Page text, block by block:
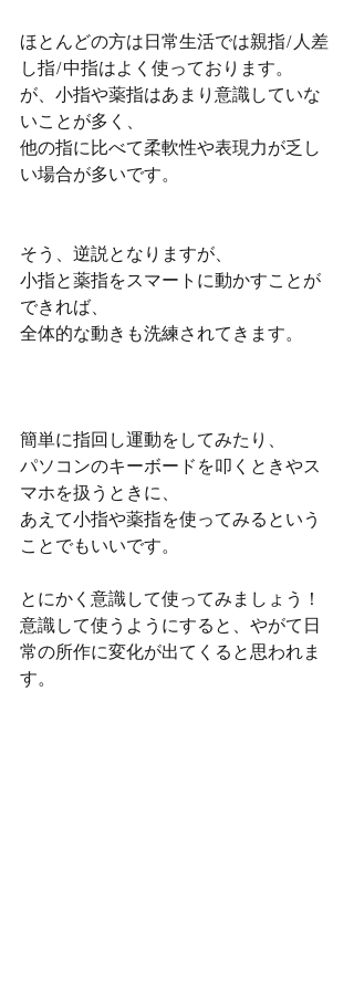
ほとんどの方は日常生活では親指/人差
し指/中指はよく使っております。
が、小指や薬指はあまり意識していな
いことが多く、
他の指に比べて柔軟性や表現力が乏し
い場合が多いです。
そう、逆説となりますが、
小指と薬指をスマートに動かすことが
できれば、
全体的な動きも洗練されてきます。
簡単に指回し運動をしてみたり、
パソコンのキーボードを叩くときやス
マホを扱うときに、
あえて小指や薬指を使ってみるという
ことでもいいです。
とにかく意識して使ってみましょう！
意識して使うようにすると、やがて日
常の所作に変化が出てくると思われま
す。